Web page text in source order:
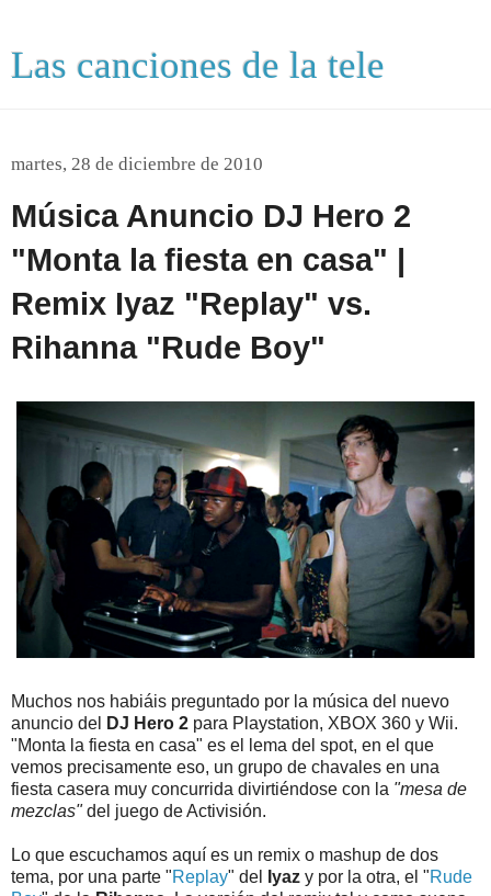
Las canciones de la tele
martes, 28 de diciembre de 2010
Música Anuncio DJ Hero 2
"Monta la fiesta en casa" |
Remix Iyaz "Replay" vs.
Rihanna "Rude Boy"
Muchos nos habiáis preguntado por la música del nuevo
anuncio del
DJ Hero 2 para Playstation, XBOX 360 y Wii.
"Monta la fiesta en casa" es el lema del spot, en el que
vemos precisamente eso, un grupo de chavales en una
fiesta casera muy concurrida divirtiéndose con la "mesa de
mezclas"del juego de Activisión.
Lo que escuchamos aquí es un remix o mashup de dos
tema, por una parte "Replay" del Iyaz y por la otra, el "Rude